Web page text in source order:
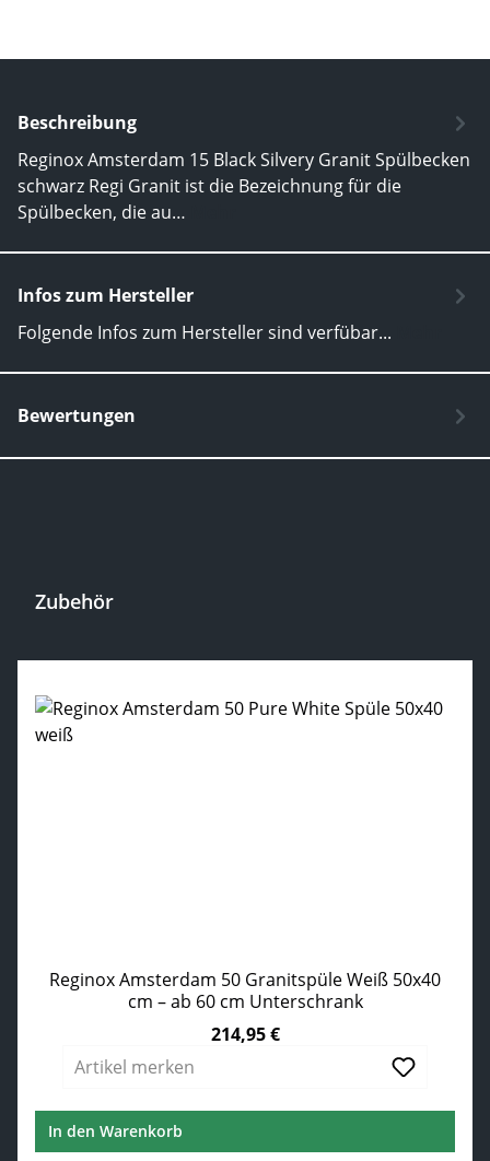
Beschreibung
Reginox Amsterdam 15 Black Silvery Granit Spülbecken
schwarz Regi Granit ist die Bezeichnung für die
Spülbecken, die au…
Infos zum Hersteller
Folgende Infos zum Hersteller sind verfübar...
Bewertungen
Zubehör
Reginox Amsterdam 50 Granitspüle Weiß 50x40
cm – ab 60 cm Unterschrank
214,95 €
Artikel merken
In den Warenkorb